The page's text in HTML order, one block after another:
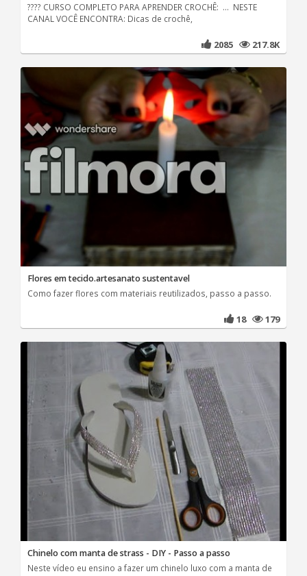
???? CURSO COMPLETO PARA APRENDER CROCHÊ: ... NESTE
CANAL VOCÊ ENCONTRA: Dicas de crochê,
2085 217.8K
Flores em tecido.artesanato sustentavel
Como fazer flores com materiais reutilizados, passo a passo.
18 179
Chinelo com manta de strass - DIY - Passo a passo
Neste vídeo eu ensino a fazer um chinelo luxo com a manta de